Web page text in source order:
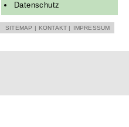
Datenschutz
SITEMAP | KONTAKT | IMPRESSUM